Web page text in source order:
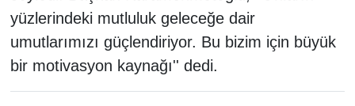
yüzlerindeki mutluluk geleceğe dair
umutlarımızı güçlendiriyor. Bu bizim için büyük
bir motivasyon kaynağı'' dedi.